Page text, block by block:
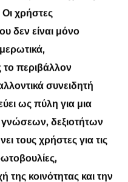
χρήστες
δεν είναι μόνο
το περιβάλλον
συνειδητή
ως πύλη για μια
δεξιοτήτων
τους χρήστες για τις
της κοινότητας και την